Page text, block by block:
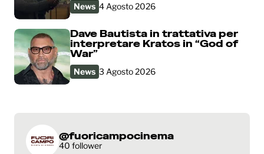
News 4 Agosto 2026
Dave Bautista in trattativa per
interpretare Kratos in “God of
War”
News 3 Agosto 2026
@fuoricampocinema
40 follower